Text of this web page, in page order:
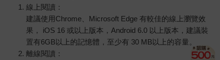
線上閱讀：
建議使用Chrome、Microsoft Edge 有較佳的線上瀏覽效
果， iOS 16 或以上版本，Android 6.0 以上版本，建議裝
置有6GB以上的記憶體，至少有 30 MB以上的容量。
離線閱讀：